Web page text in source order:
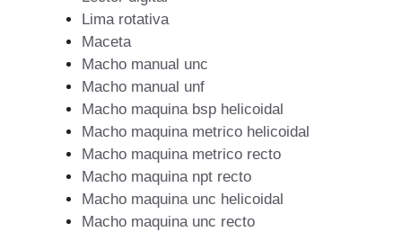
Lima rotativa
Maceta
Macho manual unc
Macho manual unf
Macho maquina bsp helicoidal
Macho maquina metrico helicoidal
Macho maquina metrico recto
Macho maquina npt recto
Macho maquina unc helicoidal
Macho maquina unc recto